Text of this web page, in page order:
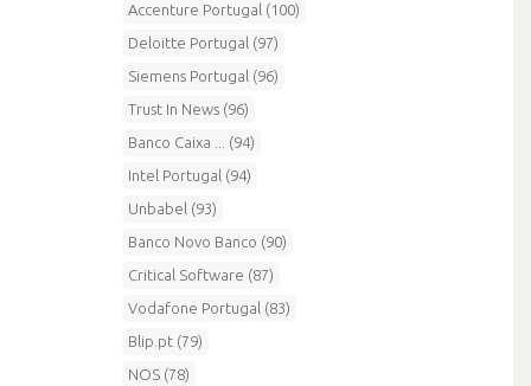
Accenture Portugal (100)
Deloitte Portugal (97)
Siemens Portugal (96)
Trust In News (96)
Banco Caixa ... (94)
Intel Portugal (94)
Unbabel (93)
Banco Novo Banco (90)
Critical Software (87)
Vodafone Portugal (83)
Blip.pt (79)
NOS (78)